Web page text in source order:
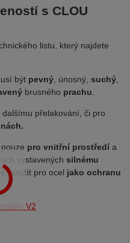
s CLOU
listu, který najdete
být pevný, únosný,suchý,
brusného prachu.
dalšímu přelakování, či pro
pro vnitřní prostředí a
vystavenýchsilnému
použít pro ocel jako ochranu
V2